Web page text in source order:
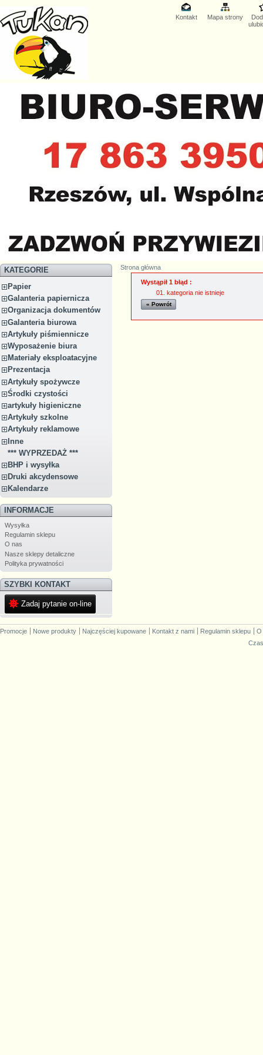
Kontakt Mapa strony
KATEGORIE
Papier
Galanteria papiernicza
Organizacja dokumentów
Galanteria biurowa
Artykuły piśmiennicze
Wyposażenie biura
Materiały eksploatacyjne
Prezentacja
Artykuły spożywcze
Środki czystości
artykuły higieniczne
Artykuły szkolne
Artykuły reklamowe
Inne
*** WYPRZEDAŻ ***
BHP i wysyłka
Druki akcydensowe
Kalendarze
INFORMACJE
Wysyłka
Regulamin sklepu
O nas
Nasze sklepy detaliczne
Polityka prywatności
SZYBKI KONTAKT
Zadaj pytanie on-line
Strona główna
Wystąpił 1 błąd :
kategoria nie istnieje
« Powrót
Promocje Nowe produkty Najczęściej kupowane Kontakt z nami Regulamin sklepu
O